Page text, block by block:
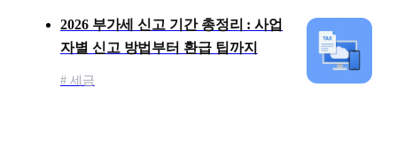
2026 부가세 신고 기간 총정리 : 사업
자별 신고 방법부터 환급 팁까지
# 세금